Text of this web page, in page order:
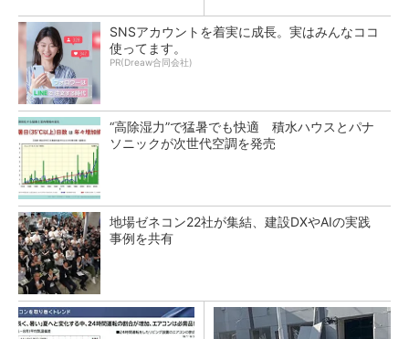
SNSアカウントを着実に成長。実はみんなココ
使ってます。
PR(Dreaw合同会社)
“高除湿力”で猛暑でも快適 積水ハウスとパナ
ソニックが次世代空調を発売
地場ゼネコン22社が集結、建設DXやAIの実践
事例を共有